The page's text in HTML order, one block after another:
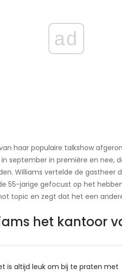
ad
haar populaire talkshow
in september in première en
Williams vertelde de gastheer
55-jarige gefocust op het
topic en zegt dat het een
het kantoor
is altijd leuk om bij te praten met